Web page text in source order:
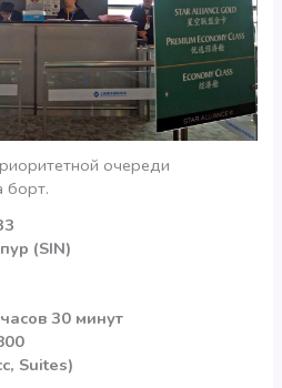
очереди
борт.
(SIN)
30 минут
Suites)